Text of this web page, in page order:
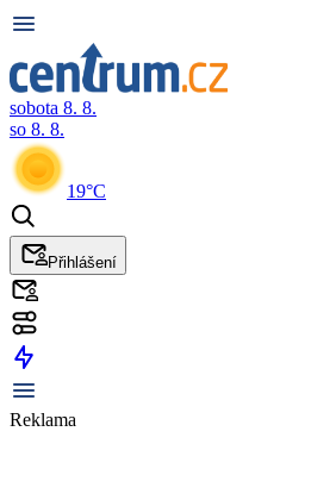
sobota 8. 8.
so 8. 8.
19°C
Přihlášení
Reklama